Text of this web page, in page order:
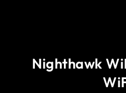
Nighthawk